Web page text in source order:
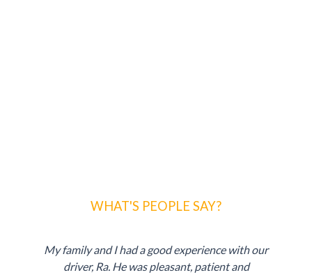
WHAT'S PEOPLE SAY?
My family and I had a good experience with our
driver, Ra. He was pleasant, patient and